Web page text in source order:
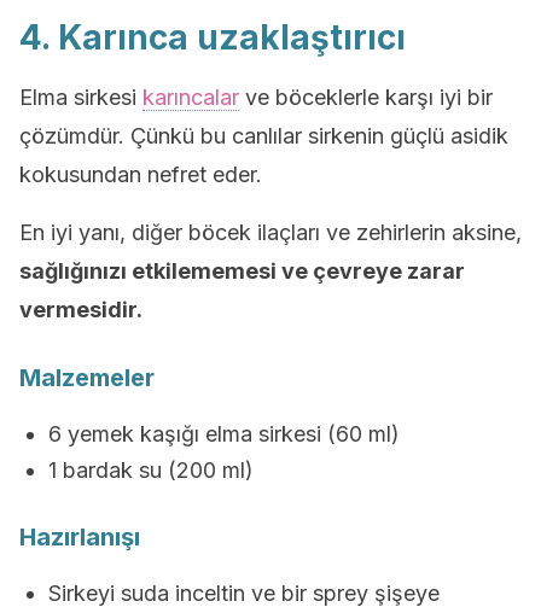
4. Karınca uzaklaştırıcı
Elma sirkesi karıncalar ve böceklerle karşı iyi bir
çözümdür. Çünkü bu canlılar sirkenin güçlü asidik
kokusundan nefret eder.
En iyi yanı, diğer böcek ilaçları ve zehirlerin aksine,
sağlığınızı etkilememesi ve çevreye zarar
vermesidir.
Malzemeler
6 yemek kaşığı elma sirkesi (60 ml)
1 bardak su (200 ml)
Hazırlanışı
Sirkeyi suda inceltin ve bir sprey şişeye